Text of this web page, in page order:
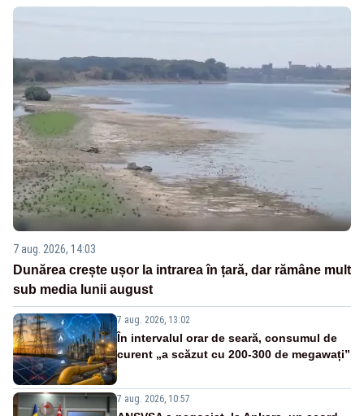
7 aug. 2026, 14:03
Dunărea crește ușor la intrarea în țară, dar rămâne mult
sub media lunii august
7 aug. 2026, 13:02
În intervalul orar de seară, consumul de
curent „a scăzut cu 200-300 de megawați”
7 aug. 2026, 10:57